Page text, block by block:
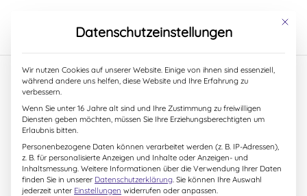
5. Mai 2019
Mit
Datenschutzeinstellungen
Wir nutzen Cookies auf unserer Website. Einige von ihnen sind essenziell,
während andere uns helfen, diese Website und Ihre Erfahrung zu
verbessern.
Wenn Sie unter 16 Jahre alt sind und Ihre Zustimmung zu freiwilligen
Diensten geben möchten, müssen Sie Ihre Erziehungsberechtigten um
Erlaubnis bitten.
Personenbezogene Daten können verarbeitet werden (z. B. IP-Adressen),
z. B. für personalisierte Anzeigen und Inhalte oder Anzeigen- und
Inhaltsmessung. Weitere Informationen über die Verwendung Ihrer Daten
finden Sie in unserer Datenschutzerklärung. Sie können Ihre Auswahl
jederzeit unter Einstellungen widerrufen oder anpassen.